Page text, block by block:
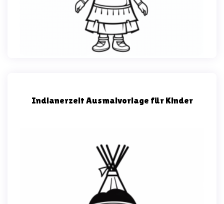
Indianerzelt Ausmalvorlage für Kinder